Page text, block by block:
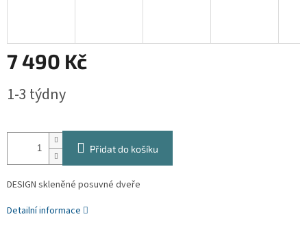
7 490 Kč
cena:
1-3 týdny
Přidat do košíku
DESIGN skleněné posuvné dveře
Detailní informace